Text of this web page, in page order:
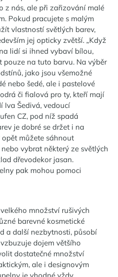
z nás, ale při zařizování malé
Pokud pracujete s malým
vlastností světlých barev,
jej opticky zvětší. „Když
lidí si ihned vybaví bílou,
pouze na tuto barvu. Na výběr
jako jsou všemožné
nebo šedé, ale i pastelové
či fialová pro ty, kteří mají
Iva Šedivá, vedoucí
CZ, pod níž spadá
je dobré se držet i na
můžete sáhnout
vybrat některý ze světlých
dřevodekor jasan.
pak mohou pomoci
množství rušivých
barevné kosmetické
a další nezbytnosti, působí
dojem většího
dostatečné množství
ale i designovým